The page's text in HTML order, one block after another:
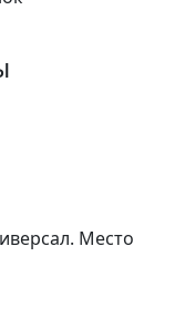
Место